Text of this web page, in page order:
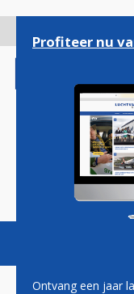
gaan
Magazine
Profiteer nu
Ontvang een jaar